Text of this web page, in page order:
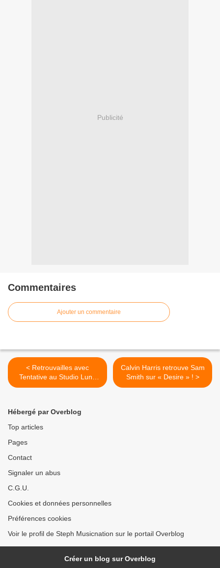
Publicité
Commentaires
Ajouter un commentaire
< Retrouvailles avec
Tentative au Studio Luna
Rossa afin d’en apprendre
Calvin Harris retrouve Sam
Smith sur « Desire » ! >
Hébergé par Overblog
Top articles
Pages
Contact
Signaler un abus
C.G.U.
Cookies et données personnelles
Préférences cookies
Voir le profil de Steph Musicnation sur le portail Overblog
Créer un blog sur Overblog